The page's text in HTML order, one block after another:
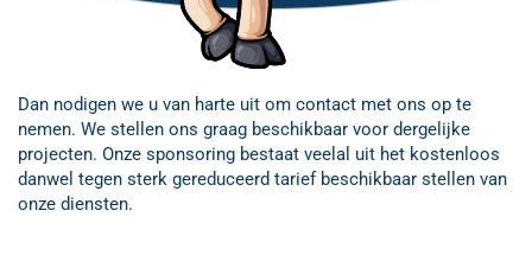
Dan nodigen we u van harte uit om contact met ons op te
nemen. We stellen ons graag beschikbaar voor dergelijke
projecten. Onze sponsoring bestaat veelal uit het kostenloos
danwel tegen sterk gereduceerd tarief beschikbaar stellen van
onze diensten.